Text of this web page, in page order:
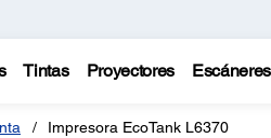
Tintas Proyectores Escáneres
Impresora EcoTank L6370